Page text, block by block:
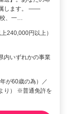
します。 ――
、一…
240,000円以上）
内いずれかの事業
が60歳の為）／
り） ※普通免許を